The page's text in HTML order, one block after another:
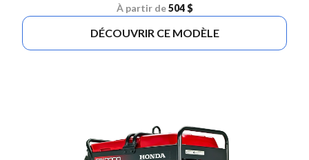
À partir de 504 $
DÉCOUVRIR CE MODÈLE